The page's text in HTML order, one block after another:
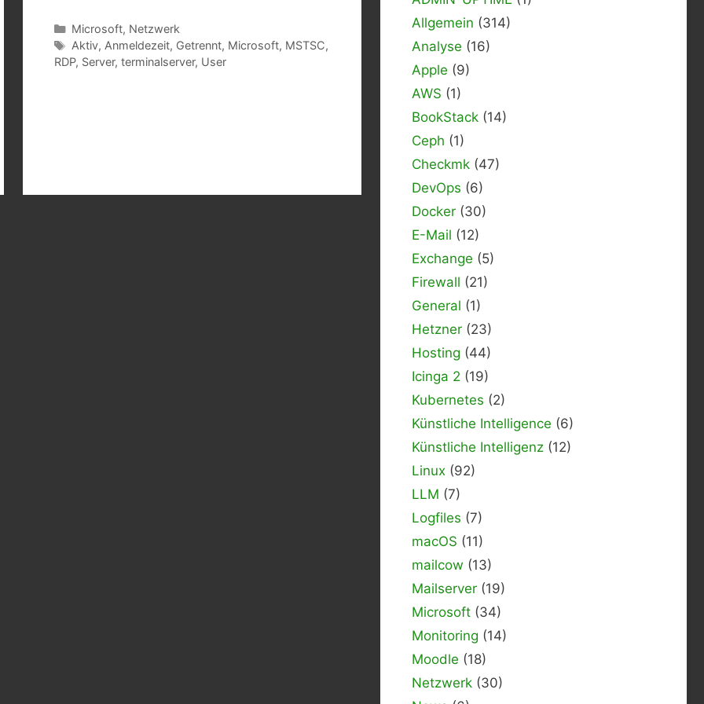
Kategorien
Microsoft, Netzwerk
Schlagwörter
Aktiv, Anmeldezeit, Getrennt, Microsoft, MSTSC,
RDP, Server, terminalserver, User
Allgemein (314)
Analyse (16)
Apple (9)
AWS (1)
BookStack (14)
Ceph (1)
Checkmk (47)
DevOps (6)
Docker (30)
E-Mail (12)
Exchange (5)
Firewall (21)
General (1)
Hetzner (23)
Hosting (44)
Icinga 2 (19)
Kubernetes (2)
Künstliche Intelligence (6)
Künstliche Intelligenz (12)
Linux (92)
LLM (7)
Logfiles (7)
macOS (11)
mailcow (13)
Mailserver (19)
Microsoft (34)
Monitoring (14)
Moodle (18)
Netzwerk (30)